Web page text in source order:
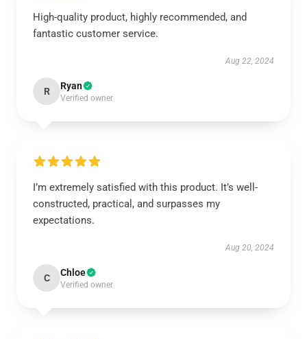
High-quality product, highly recommended, and
fantastic customer service.
Aug 22, 2024
R Ryan
Verified owner
I’m extremely satisfied with this product. It’s well-
constructed, practical, and surpasses my
expectations.
Aug 20, 2024
C Chloe
Verified owner